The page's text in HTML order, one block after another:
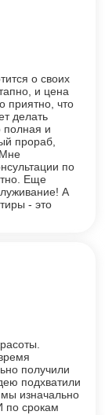
о своих
и цена
приятно, что
делать
полная и
прораб,
по
Еще
А
- это
получили
подхватили
изначально
по срокам